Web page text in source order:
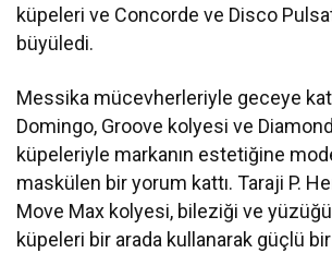
küpeleri ve Concorde ve Disco
büyüledi.
Messika mücevherleriyle geceye
Domingo, Groove kolyesi ve
küpeleriyle markanın estetiğine
maskülen bir yorum kattı. Taraji P.
Move Max kolyesi, bileziği ve
küpeleri bir arada kullanarak güçlü